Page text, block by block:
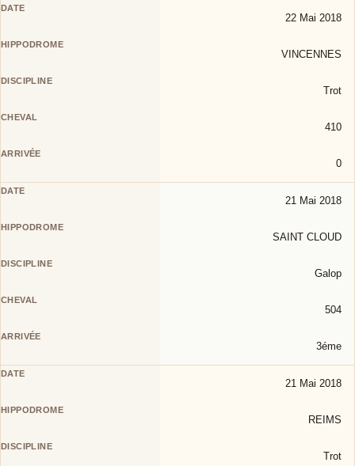
22 Mai 2018
VINCENNES
Trot
410
0
21 Mai 2018
SAINT CLOUD
Galop
504
3éme
21 Mai 2018
REIMS
Trot